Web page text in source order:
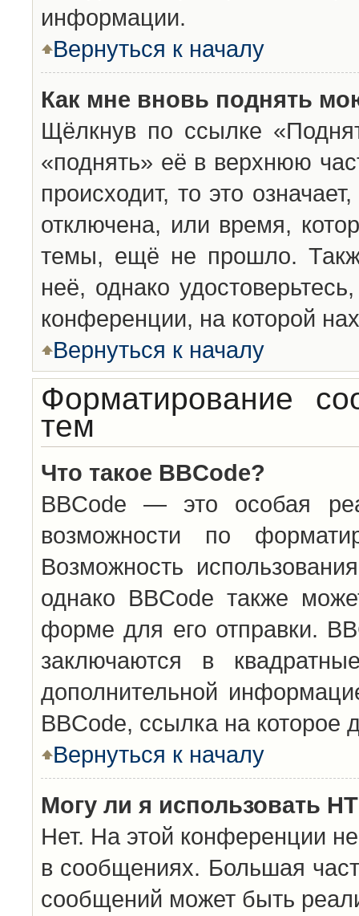
информации.
Вернуться к началу
Как мне вновь поднять
Щёлкнув по ссылке
«поднять» её в верхнюю
происходит, то это
отключена, или время,
темы, ещё не прошло.
неё, однако
конференции, на которой
Вернуться к началу
Форматирование
тем
Что такое BBCode?
BBCode — это особая
возможности по
Возможность
однако BBCode также
форме для его отправки.
заключаются в
дополнительной
BBCode, ссылка на
Вернуться к началу
Могу ли я использовать
Нет. На этой конференции
в сообщениях. Большая
сообщений может быть